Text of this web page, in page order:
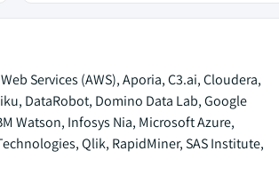
Services (AWS), Aporia, C3.ai, Cloudera,
DataRobot, Domino Data Lab, Google
Watson, Infosys Nia, Microsoft Azure,
Qlik, RapidMiner, SAS Institute,